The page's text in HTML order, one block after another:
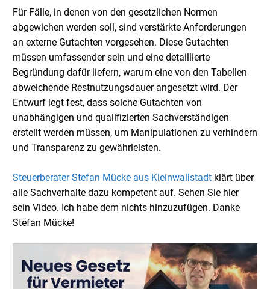
Für Fälle, in denen von den gesetzlichen Normen
abgewichen werden soll, sind verstärkte Anforderungen
an externe Gutachten vorgesehen. Diese Gutachten
müssen umfassender sein und eine detaillierte
Begründung dafür liefern, warum eine von den Tabellen
abweichende Restnutzungsdauer angesetzt wird. Der
Entwurf legt fest, dass solche Gutachten von
unabhängigen und qualifizierten Sachverständigen
erstellt werden müssen, um Manipulationen zu verhindern
und Transparenz zu gewährleisten.
Steuerberater Stefan Mücke aus Kleinwallstadt klärt über
alle Sachverhalte dazu kompetent auf. Sehen Sie hier
sein Video. Ich habe dem nichts hinzuzufügen. Danke
Stefan Mücke!